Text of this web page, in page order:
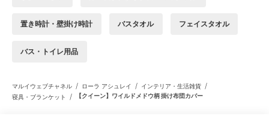
置き時計・壁掛け時計 バスタオル フェイスタオル
バス・トイレ用品
マルイウェブチャネル / ローラ アシュレイ / インテリア・生活雑貨 /
寝具・ブランケット / 【クイーン】ワイルドメドウ柄 掛け布団カバー